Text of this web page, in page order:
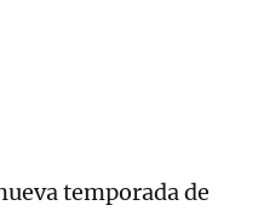
temporada de